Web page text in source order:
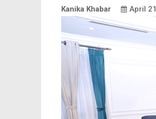
Kanika Khabar April